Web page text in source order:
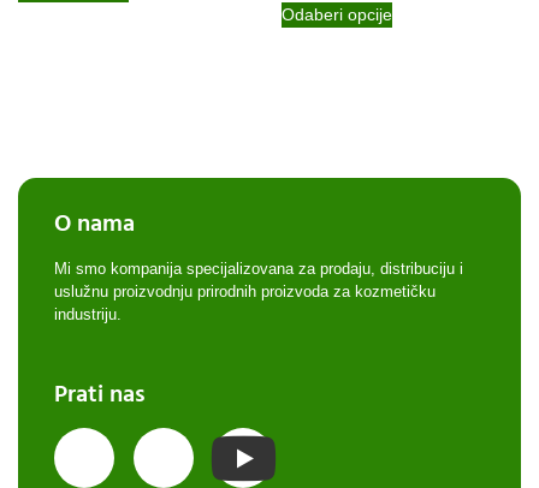
Odaberi opcije
O nama
Mi smo kompanija specijalizovana za prodaju, distribuciju i
uslužnu proizvodnju prirodnih proizvoda za kozmetičku
industriju.
Prati nas